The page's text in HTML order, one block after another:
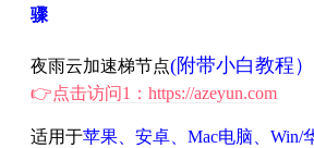
骤
夜雨云加速梯节点(附带小白教程）
👉点击访问1：https://azeyun.com
适用于苹果、安卓、Mac电脑、Win/